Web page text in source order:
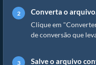
Converta o
Clique em
de conversão que
Salve o arquivo